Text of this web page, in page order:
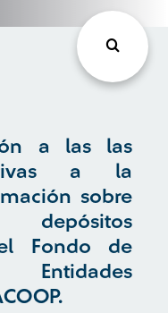
a las las
a la
sobre
Fondo de